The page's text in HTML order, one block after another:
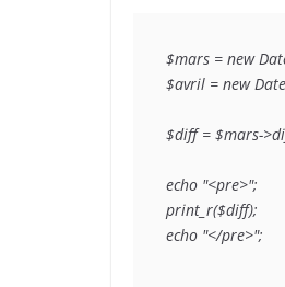
$mars = new
$avril = new
$diff = $mars-
echo "<pre>";
print_r($diff);
echo "</pre>";